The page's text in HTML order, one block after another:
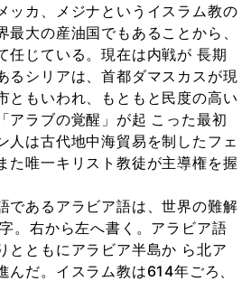
ッカ、メジナというイスラム教の
最大の産油国でもあることから、
任じている。現在は内戦が 長期
るシリアは、首都ダマスカスが現
ともいわれ、もともと民度の高い
アラブの覚醒」が起 こった最初
人は古代地中海貿易を制したフェ
た唯一キリスト教徒が主導権を握
であるアラビア語は、世界の難解
。右から左へ書く。アラビア語
とともにアラビア半島か ら北ア
んだ。イスラム教は614年ごろ、